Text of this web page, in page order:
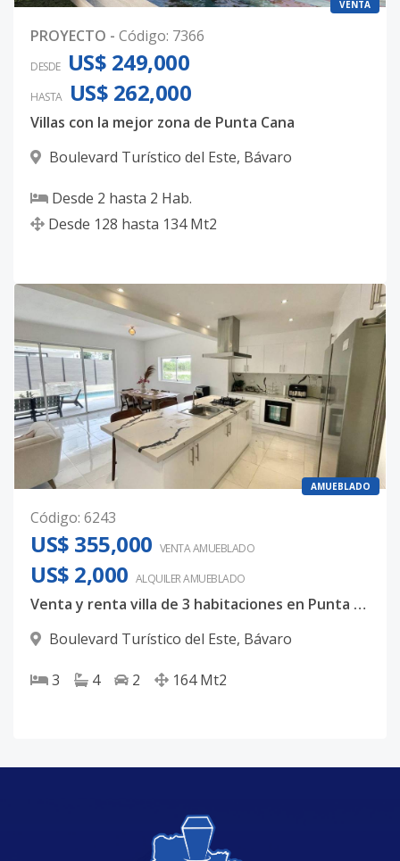
VENTA
PROYECTO - Código: 7366
DESDE US$ 249,000
HASTA US$ 262,000
Villas con la mejor zona de Punta Cana
Boulevard Turístico del Este, Bávaro
Desde 2 hasta 2 Hab.
Desde 128 hasta 134 Mt2
AMUEBLADO
Código: 6243
US$ 355,000 VENTA AMUEBLADO
US$ 2,000 ALQUILERAMUEBLADO
Venta y renta villa de 3 habitaciones en Punta Cana
Boulevard Turístico del Este, Bávaro
3 4 2 164 Mt2